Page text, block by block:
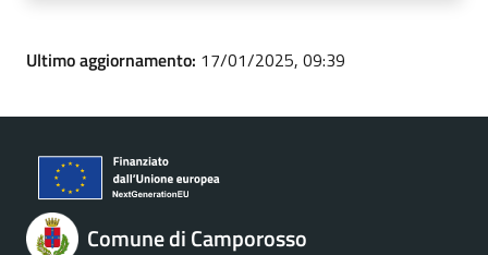
Ultimo aggiornamento: 17/01/2025, 09:39
Comune di Camporosso